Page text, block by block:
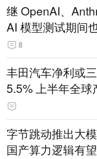
继 OpenAI、
AI 模型测试期间
8
丰田汽车净利或
5.5% 上半年全球
14.3万辆
字节跳动推出大
国产算力逻辑有